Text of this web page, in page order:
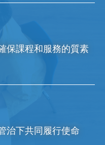
保課程和服務的質素
治下共同履行使命